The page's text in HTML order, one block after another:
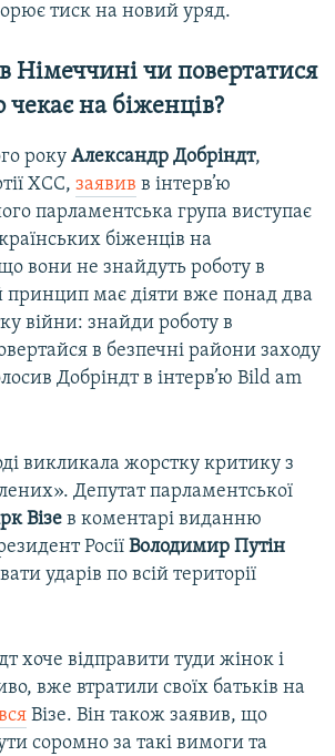
тиск на новий уряд.
Німеччині чи повертатися
на біженців?
року Александр Добріндт,
ХСС, заявив в інтерв’ю
парламентська група виступає
біженців на
вони не знайдуть роботу в
має діяти вже понад два
війни: знайди роботу в
в безпечні райони заходу
Добріндт в інтерв’ю Bild am
викликала жорстку критику з
Депутат парламентської
Візе в коментарі виданню
Росії Володимир Путін
ударів по всій території
хоче відправити туди жінок і
вже втратили своїх батьків на
Візе. Він також заявив, що
соромно за такі вимоги та